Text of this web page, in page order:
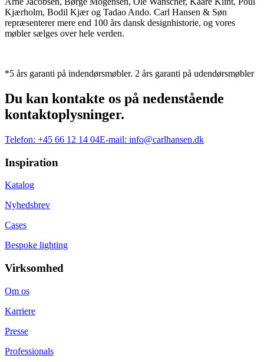
Kjærholm, Bodil Kjær og Tadao Ando. Carl Hansen & Søn
repræsenterer mere end 100 års dansk designhistorie, og vores
møbler sælges over hele verden.
*5 års garanti på indendørsmøbler. 2 års garanti på udendørsmøbler
Du kan kontakte os på nedenstående
kontaktoplysninger.
Telefon: +45 66 12 14 04E-mail: info@carlhansen.dk
Inspiration
Katalog
Nyhedsbrev
Cases
Bespoke lighting
Virksomhed
Om os
Karriere
Presse
Professionals